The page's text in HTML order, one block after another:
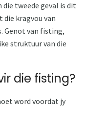
die tweede geval is dit
kragvou van
Genot van fisting,
struktuur van die
die fisting?
word voordat jy